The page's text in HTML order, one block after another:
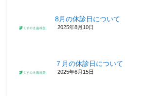
8月の休診日について
2025年8月10日
７月の休診日について
2025年6月15日